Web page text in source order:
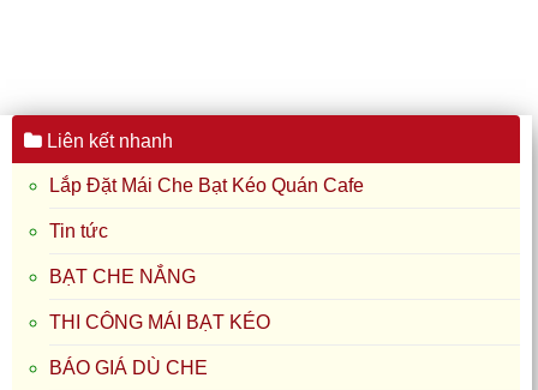
BẠT NHỰA HDPE CHỐNG THẤM
Mái Hiên Che
Mái Xếp
Bạc Mái Che
Dù Che
Màng Bạt Nhựa HDPE